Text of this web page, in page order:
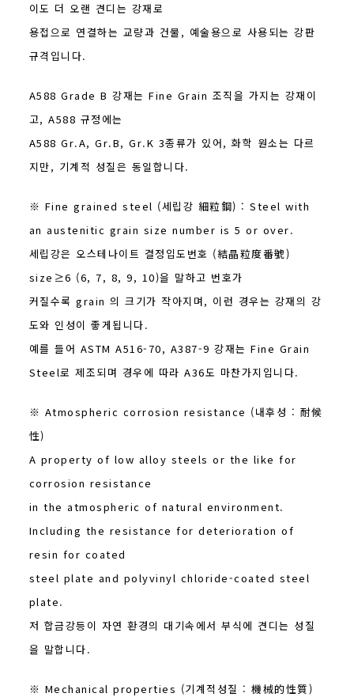
이도 더 오랜 견디는 강재로
용접으로 연결하는 교량과 건물, 예술용으로 사용되는 강판
규격입니다.
A588 Grade B 강재는 Fine Grain 조직을 가지는 강재이
고, A588 규정에는
A588 Gr.A, Gr.B, Gr.K 3종류가 있어, 화학 원소는 다르
지만, 기계적 성질은 동일합니다.
※ Fine grained steel (세립강 細粒鋼) : Steel with
an austenitic grain size number is 5 or over.
세립강은 오스테나이트 결정입도번호 (結晶粒度番號)
size≥6 (6, 7, 8, 9, 10)을 말하고 번호가
커질수록 grain 의 크기가 작아지며, 이런 경우는 강재의 강
도와 인성이 좋게됩니다.
예를 들어 ASTM A516-70, A387-9 강재는 Fine Grain
Steel로 제조되며 경우에 따라 A36도 마찬가지입니다.
※ Atmospheric corrosion resistance (내후성 : 耐候
性)
A property of low alloy steels or the like for
corrosion resistance
in the atmospheric of natural environment.
Including the resistance for deterioration of
resin for coated
steel plate and polyvinyl chloride-coated steel
plate.
저 합금강등이 자연 환경의 대기속에서 부식에 견디는 성질
을 말합니다.
※ Mechanical properties (기계적성질 : 機械的性質)